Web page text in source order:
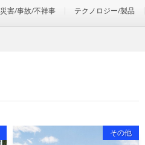
災害/事故/不祥事 テクノロジー/製品
その他